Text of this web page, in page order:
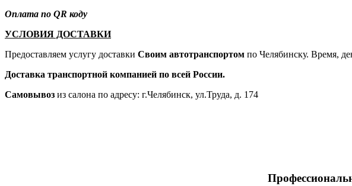
Оплата по QR коду
УСЛОВИЯ ДОСТАВКИ
Предоставляем услугу доставки Своим автотранспортом по Челябинску. Время,
Доставка транспортной компанией по всей России.
Самовывоз из салона по адресу: г.Челябинск, ул.Труда, д. 174